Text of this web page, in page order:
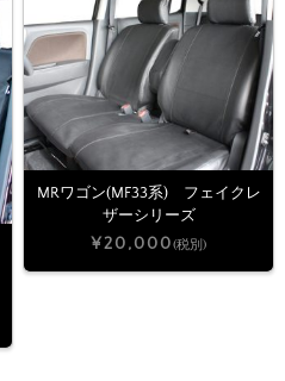
MRワゴン(MF33系) フェイクレ
ザーシリーズ
¥20,000(税別)